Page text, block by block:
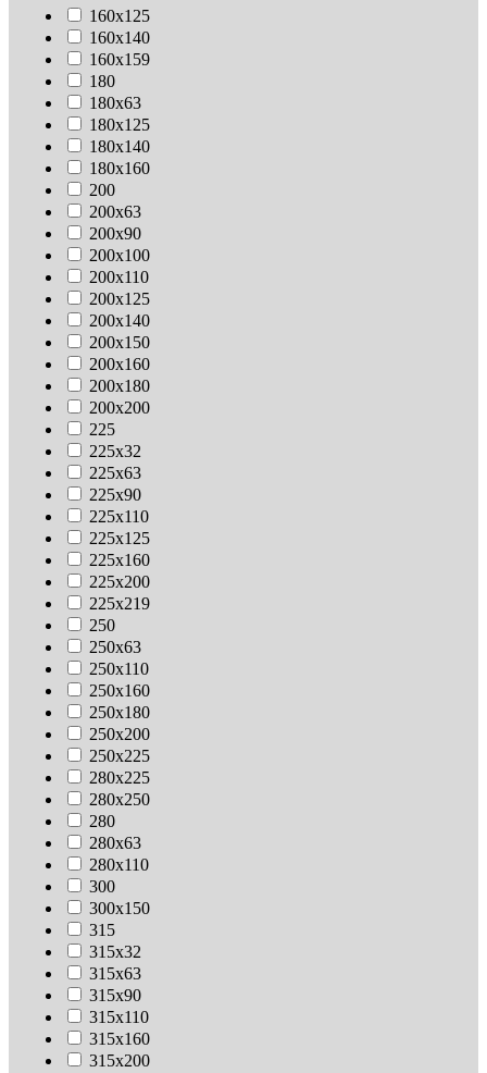
160х125
160х140
160х159
180
180х63
180х125
180х140
180х160
200
200х63
200х90
200х100
200х110
200х125
200х140
200х150
200х160
200х180
200х200
225
225х32
225х63
225х90
225х110
225х125
225х160
225х200
225х219
250
250х63
250х110
250х160
250х180
250х200
250х225
280х225
280х250
280
280х63
280х110
300
300х150
315
315х32
315х63
315х90
315х110
315х160
315х200